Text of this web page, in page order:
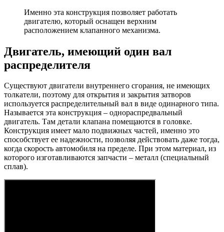
Именно эта конструкция позволяет работать
двигателю, который оснащен верхним
расположением клапанного механизма.
Двигатель, имеющий один вал
распределителя
Существуют двигатели внутреннего сгорания, не имеющих
толкатели, поэтому для открытия и закрытия затворов
используется распределительный вал в виде одинарного типа.
Называется эта конструкция – однораспредвальный
двигатель. Там детали клапана помещаются в головке.
Конструкция имеет мало подвижных частей, именно это
способствует ее надежности, позволяя действовать даже тогда,
когда скорость автомобиля на пределе. При этом материал, из
которого изготавливаются запчасти – металл (специальный
сплав).